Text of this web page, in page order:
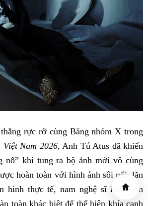
rực rỡ cùng Băng nhóm X trong
Việt Nam 2026, Anh Tú Atus đã khiến
nổ” khi tung ra bộ ảnh mới vô cùng
hoàn toàn với hình ảnh sôi nổi, lăn
hình thực tế, nam nghệ sĩ lựa chọn
toàn khác biệt để thể hiện khía cạnh